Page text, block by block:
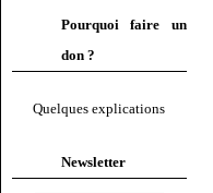
Pourquoi faire un
don ?
Quelques explications
Newsletter